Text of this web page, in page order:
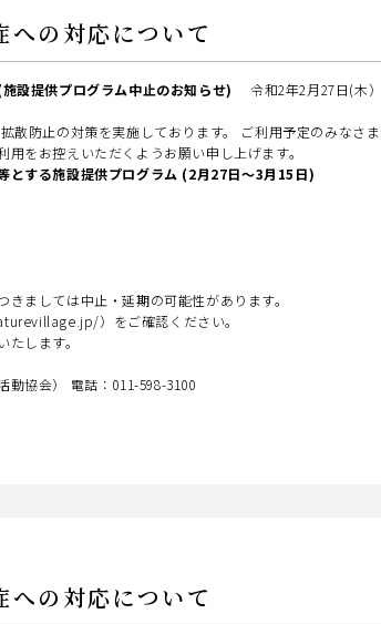
症への対応について （
設提供プログラム中止のお知らせ)
令和2年2月27日(木
散防止の対策を実施しております。 ご利用予定のみなさ
をお控えいただくようお願い申し上げます。
とする施設提供プログラム (2月27日～3月15日)
ましては中止・延期の可能性があります。
）をご確認ください。
します。
動協会） 電話：011-598-3100
への対応について